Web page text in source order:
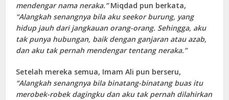
mendengar nama neraka.”Miqdad pun berkata,
“Alangkah senangnya bila aku seekor burung, yang
hidup jauh dari jangkauan orang-orang. Sehingga, aku
tak punya hubungan, baik dengan ganjaran atau azab,
dan aku tak pernah mendengar tentang neraka.”
Setelah mereka semua, Imam Ali pun berseru,
“Alangkah senangnya bila binatang-binatang buas itu
merobek-robek dagingku dan aku tak pernah dilahirkan